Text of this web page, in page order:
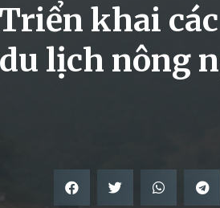
khai
lịch nông